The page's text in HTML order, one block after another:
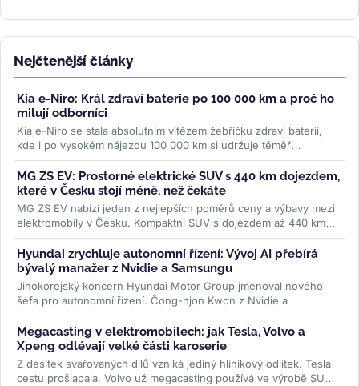
Nejčtenější články
Kia e-Niro: Král zdraví baterie po 100 000 km a proč ho
milují odborníci
Kia e-Niro se stala absolutním vítězem žebříčku zdraví baterií,
kde i po vysokém nájezdu 100 000 km si udržuje téměř
původní...>>
MG ZS EV: Prostorné elektrické SUV s 440 km dojezdem,
které v Česku stojí méně, než čekáte
MG ZS EV nabízí jeden z nejlepších poměrů ceny a výbavy mezi
elektromobily v Česku. Kompaktní SUV s dojezdem až 440 km
WLTP a 7letou...>>
Hyundai zrychluje autonomní řízení: Vývoj AI přebírá
bývalý manažer z Nvidie a Samsungu
Jihokorejský koncern Hyundai Motor Group jmenoval nového
šéfa pro autonomní řízení. Čong-hjon Kwon z Nvidie a
Samsungu má značku posunout...>>
Megacasting v elektromobilech: jak Tesla, Volvo a
Xpeng odlévají velké části karoserie
Z desítek svařovaných dílů vzniká jediný hliníkový odlitek. Tesla
cestu prošlapala, Volvo už megacasting používá ve výrobě SUV